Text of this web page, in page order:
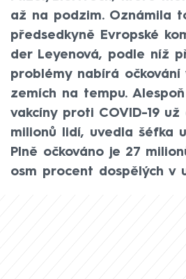
až na podzim. Oznámila
předsedkyně Evropské
der Leyenová, podle níž
problémy nabírá očkování
zemích na tempu.
vakcíny proti COVID-19 už
milionů lidí, uvedla šéfka
Plně očkováno je 27
osm procent dospělých v